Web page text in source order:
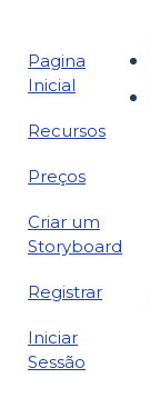
Pagina
Inicial
Recursos
Preços
Criar um
Storyboard
Registrar
Iniciar
Sessão